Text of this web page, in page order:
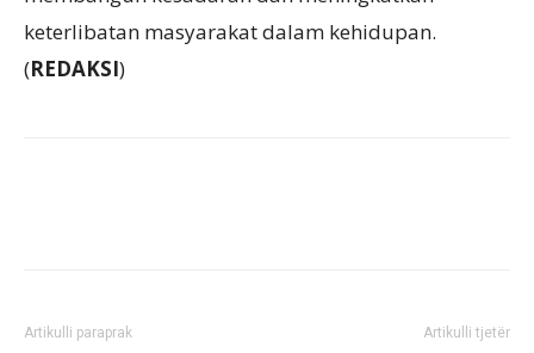
keterlibatan masyarakat dalam kehidupan.
(REDAKSI)
Artikulli paraprak Artikulli tjetër